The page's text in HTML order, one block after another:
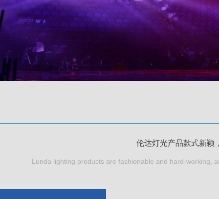
伦达灯光产品款式新颖
Lunda lighting products are fashionable and hard-working,